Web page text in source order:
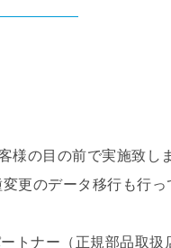
の目の前で実施致し
更のデータ移行も行
トナー（正規部品取扱